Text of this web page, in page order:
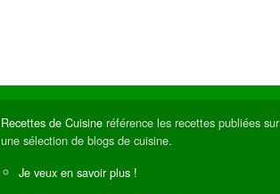
Recettes de Cuisine référence les recettes publiées sur
une sélection de blogs de cuisine.
Je veux en savoir plus !